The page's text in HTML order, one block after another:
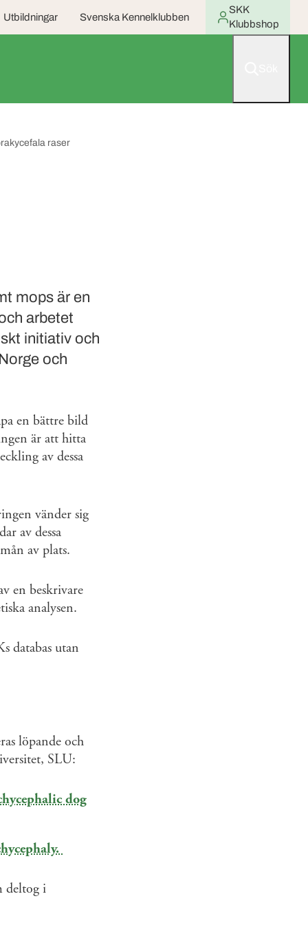
Utbildningar Svenska Kennelklubben
SKK
Klubbshop
raser
mops är en
arbetet
initiativ och
och
en bättre bild
är att hitta
av dessa
vänder sig
av dessa
av plats.
en beskrivare
analysen.
databas utan
löpande och
SLU:
dog
deltog i